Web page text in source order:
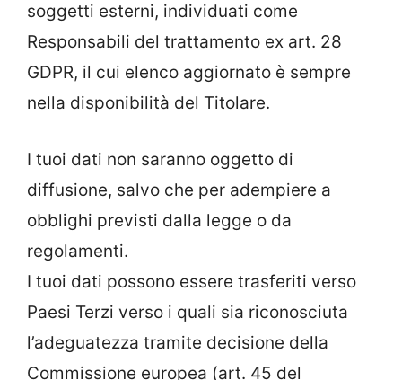
soggetti esterni, individuati come
Responsabili del trattamento ex art. 28
GDPR, il cui elenco aggiornato è sempre
nella disponibilità del Titolare.
I tuoi dati non saranno oggetto di
diffusione, salvo che per adempiere a
obblighi previsti dalla legge o da
regolamenti.
I tuoi dati possono essere trasferiti verso
Paesi Terzi verso i quali sia riconosciuta
l’adeguatezza tramite decisione della
Commissione europea (art. 45 del